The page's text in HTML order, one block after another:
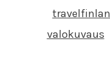
valokuvaus